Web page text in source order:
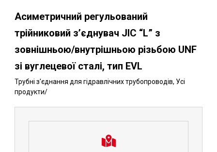
Асиметричний регульований
трійниковий з’єднувач JIC “L” з
зовнішньою/внутрішньою різьбою UNF
зі вуглецевої сталі, тип EVL
Трубні з'єднання для гідравлічних трубопроводів, Усі
продукти/